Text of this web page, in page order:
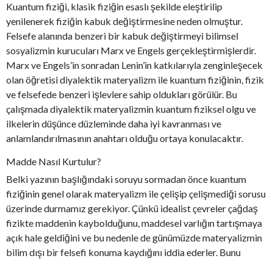
Kuantum fiziği, klasik fiziğin esaslı şekilde eleştirilip
yenilenerek fiziğin kabuk değiştirmesine neden olmuştur.
Felsefe alanında benzeri bir kabuk değiştirmeyi bilimsel
sosyalizmin kurucuları Marx ve Engels gerçekleştirmişlerdir.
Marx ve Engels’in sonradan Lenin’in katkılarıyla zenginleşecek
olan öğretisi diyalektik materyalizm ile kuantum fiziğinin, fizik
ve felsefede benzeri işlevlere sahip oldukları görülür. Bu
çalışmada diyalektik materyalizmin kuantum fiziksel olgu ve
ilkelerin düşünce düzleminde daha iyi kavranması ve
anlamlandırılmasının anahtarı olduğu ortaya konulacaktır.
Madde Nasıl Kurtulur?
Belki yazının başlığındaki soruyu sormadan önce kuantum
fiziğinin genel olarak materyalizm ile çelişip çelişmediği sorusu
üzerinde durmamız gerekiyor. Çünkü idealist çevreler çağdaş
fizikte maddenin kaybolduğunu, maddesel varlığın tartışmaya
açık hale geldiğini ve bu nedenle de günümüzde materyalizmin
bilim dışı bir felsefi konuma kaydığını iddia ederler. Bunu